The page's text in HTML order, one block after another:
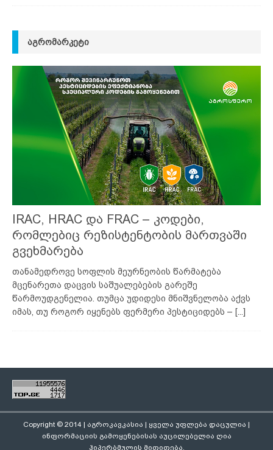
ᲐᲒᲠᲝᲛᲐᲠᲙᲔᲢᲘ
IRAC, HRAC და FRAC – კოდები,
რომლებიც რეზისტენტობის მართვაში
გვეხმარება
თანამედროვე სოფლის მეურნეობის წარმატება
მცენარეთა დაცვის საშუალებების გარეშე
წარმოუდგენელია. თუმცა უდიდესი მნიშვნელობა აქვს
იმას, თუ როგორ იყენებს ფერმერი პესტიციდებს – [...]
Copyright © 2014 | აგროკავკასია | ყველა უფლება დაცულია |
ინფორმაციის გამოყენებისას აუცილებელია ღია
ჰიპერბმულის მითითება.